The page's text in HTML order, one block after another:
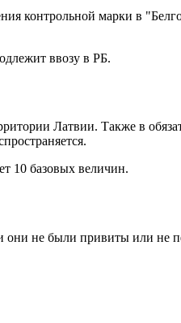
контрольной марки в
ввозу в РБ.
Латвии. Также в
10 базовых величин.
они не были привиты или не